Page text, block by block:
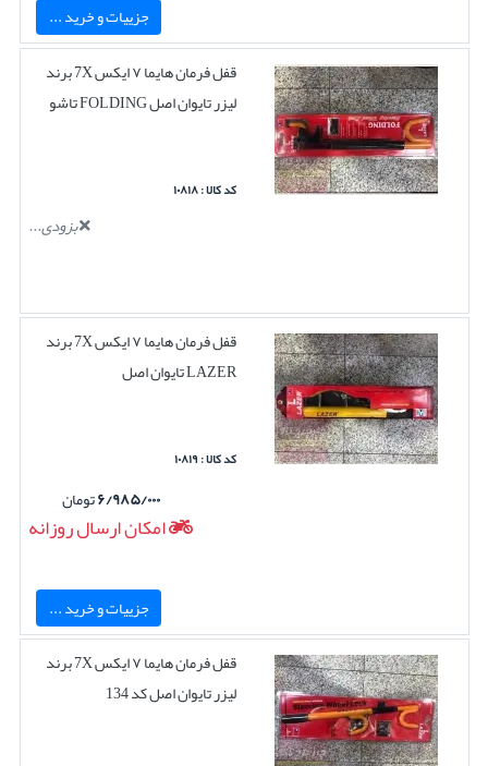
جزییات و خرید ...
قفل فرمان هایما ۷ ایکس 7X برند
لیزر تایوان اصل FOLDING تاشو
کد کالا : ۱۰۸۱۸
بزودی...
قفل فرمان هایما ۷ ایکس 7X برند
LAZER تایوان اصل
کد کالا : ۱۰۸۱۹
۶/۹۸۵/۰۰۰تومان
امکان ارسال روزانه
جزییات و خرید ...
قفل فرمان هایما ۷ ایکس 7X برند
لیزر تایوان اصل کد 134